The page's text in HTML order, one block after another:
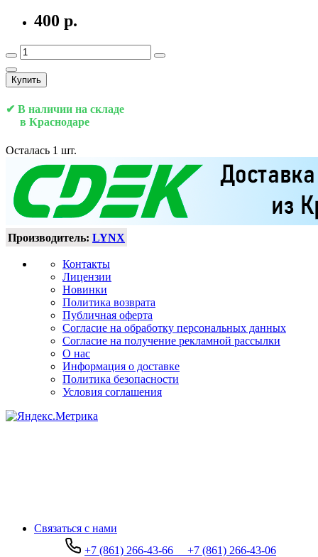
400 р.
Купить
✔ В наличии на складе
в Краснодаре
Осталась 1 шт.
Производитель: LYNX
Контакты
Лицензии
Новинки
Политика возврата
Публичная оферта
Согласие на обработку персональных данных
Согласие на получение рекламной рассылки
О нас
Информация о доставке
Политика безопасности
Условия соглашения
Связаться с нами
+7 (861) 266-43-66
+7 (861) 266-43-06